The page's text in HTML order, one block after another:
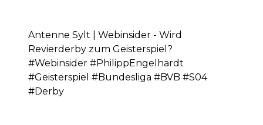
Antenne Sylt | Webinsider - Wird
Revierderby zum Geisterspiel?
#Webinsider #PhilippEngelhardt
#Geisterspiel #Bundesliga #BVB #S04
#Derby